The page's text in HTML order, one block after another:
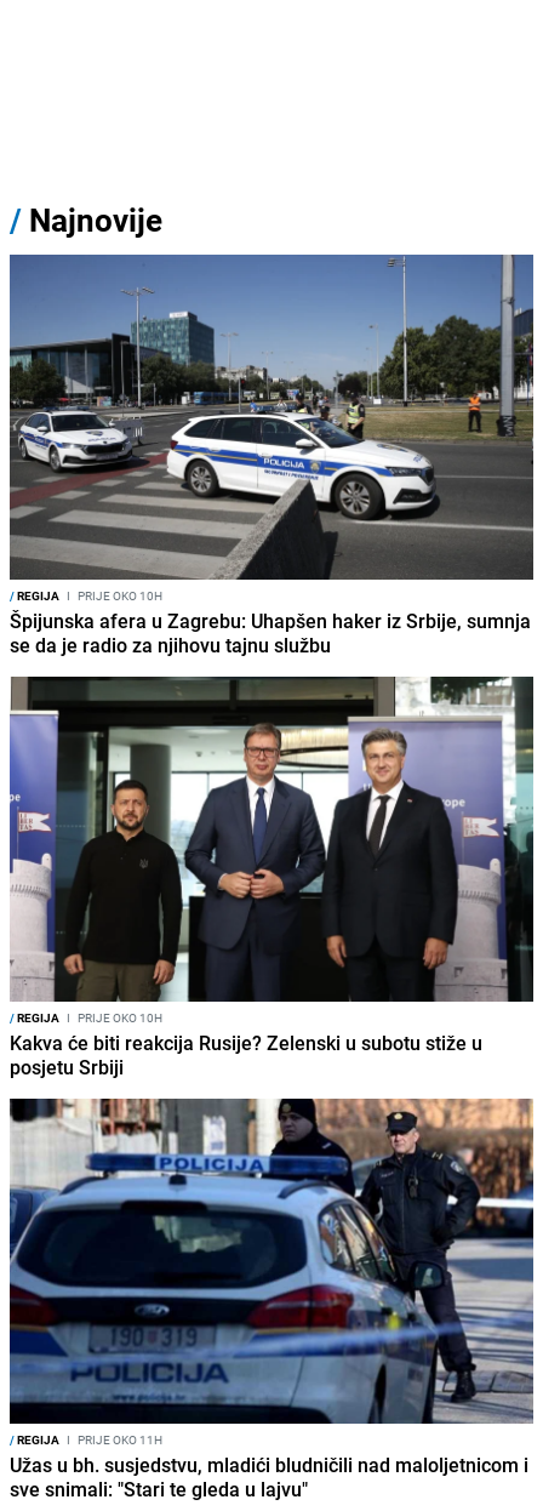
/ Najnovije
/REGIJA I PRIJE OKO 10H
Špijunska afera u Zagrebu: Uhapšen haker iz Srbije, sumnja
se da je radio za njihovu tajnu službu
/REGIJA I PRIJE OKO 10H
Kakva će biti reakcija Rusije? Zelenski u subotu stiže u
posjetu Srbiji
/REGIJA I PRIJE OKO 11H
Užas u bh. susjedstvu, mladići bludničili nad maloljetnicom i
sve snimali: "Stari te gleda u lajvu"